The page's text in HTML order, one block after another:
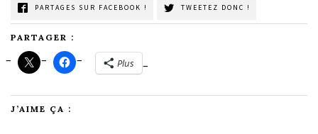
PARTAGES SUR FACEBOOK ! TWEETEZ DONC !
PARTAGER :
Plus
J’AIME ÇA :